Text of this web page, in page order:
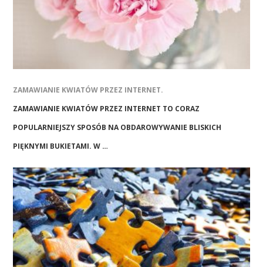
ZAMAWIANIE KWIATÓW PRZEZ INTERNET.
ZAMAWIANIE KWIATÓW PRZEZ INTERNET TO CORAZ
POPULARNIEJSZY SPOSÓB NA OBDAROWYWANIE BLISKICH
PIĘKNYMI BUKIETAMI. W …